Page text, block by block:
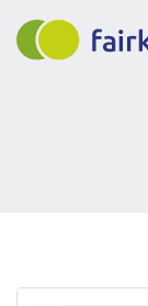
Direkt
zum